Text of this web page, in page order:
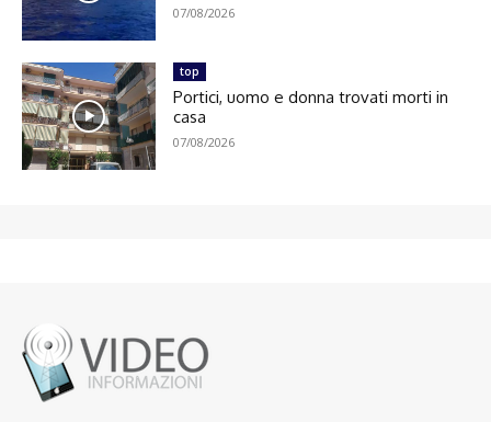
07/08/2026
top
Portici, uomo e donna trovati morti in
casa
07/08/2026